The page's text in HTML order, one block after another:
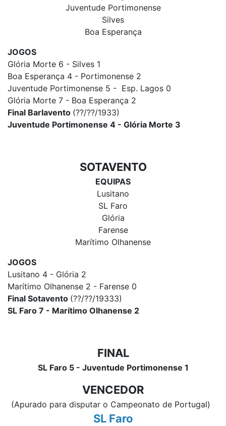
Juventude Portimonense
Silves
Boa Esperança
JOGOS
Glória Morte 6 - Silves 1
Boa Esperança 4 - Portimonense 2
Juventude Portimonense 5 - Esp. Lagos 0
Glória Morte 7 - Boa Esperança 2
Final Barlavento (??/??/1933)
Juventude Portimonense 4 - Glória Morte 3
SOTAVENTO
EQUIPAS
Lusitano
SL Faro
Glória
Farense
Marítimo Olhanense
JOGOS
Lusitano 4 - Glória 2
Marítimo Olhanense 2 - Farense 0
Final Sotavento (??/??/19333)
SL Faro 7 - Marítimo Olhanense 2
FINAL
SL Faro 5 - Juventude Portimonense 1
VENCEDOR
(Apurado para disputar o Campeonato de Portugal)
SL Faro